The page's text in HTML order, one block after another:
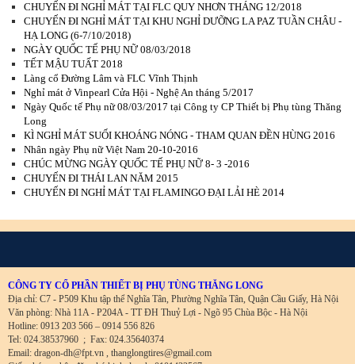
CHUYẾN ĐI NGHỈ MÁT TẠI FLC QUY NHƠN THÁNG 12/2018
CHUYẾN ĐI NGHỈ MÁT TẠI KHU NGHỈ DƯỠNG LA PAZ TUẦN CHÂU -
HẠ LONG (6-7/10/2018)
NGÀY QUỐC TẾ PHỤ NỮ 08/03/2018
TẾT MẬU TUẤT 2018
Làng cổ Đường Lâm và FLC Vĩnh Thịnh
Nghỉ mát ở Vinpearl Cửa Hội - Nghệ An tháng 5/2017
Ngày Quốc tế Phụ nữ 08/03/2017 tại Công ty CP Thiết bị Phụ tùng Thăng
Long
KÌ NGHỈ MÁT SUỐI KHOÁNG NÓNG - THAM QUAN ĐỀN HÙNG 2016
Nhân ngày Phụ nữ Việt Nam 20-10-2016
CHÚC MỪNG NGÀY QUỐC TẾ PHỤ NỮ 8- 3 -2016
CHUYẾN ĐI THÁI LAN NĂM 2015
CHUYẾN ĐI NGHỈ MÁT TẠI FLAMINGO ĐẠI LẢI HÈ 2014
CÔNG TY CỔ PHẦN THIẾT BỊ PHỤ TÙNG THĂNG LONG
Địa chỉ: C7 - P509 Khu tập thể Nghĩa Tân, Phường Nghĩa Tân, Quận Cầu Giấy, Hà Nội
Văn phòng: Nhà 11A - P204A - TT ĐH Thuỷ Lợi - Ngõ 95 Chùa Bộc - Hà Nội
Hotline: 0913 203 566 – 0914 556 826
Tel: 024.38537960 ; Fax: 024.35640374
Email: dragon-dh@fpt.vn , thanglongtires@gmail.com